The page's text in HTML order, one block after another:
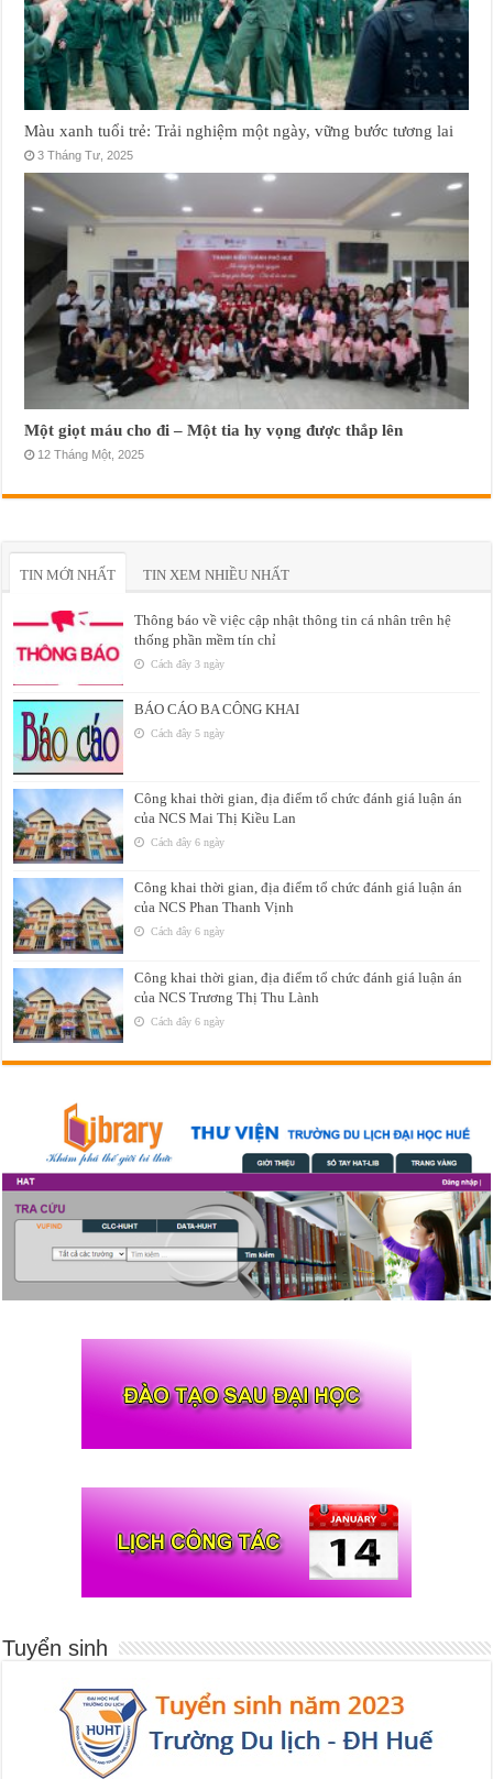
Màu xanh tuổi trẻ: Trải nghiệm một ngày, vững bước tương lai
3 Tháng Tư, 2025
Một giọt máu cho đi – Một tia hy vọng được thắp lên
12 Tháng Một, 2025
TIN MỚI NHẤT TIN XEM NHIỀU NHẤT
Thông báo về việc cập nhật thông tin cá nhân trên hệ
thống phần mềm tín chỉ
Cách đây 3 ngày
BÁO CÁO BA CÔNG KHAI
Cách đây 5 ngày
Công khai thời gian, địa điểm tổ chức đánh giá luận án
của NCS Mai Thị Kiều Lan
Cách đây 6 ngày
Công khai thời gian, địa điểm tổ chức đánh giá luận án
của NCS Phan Thanh Vịnh
Cách đây 6 ngày
Công khai thời gian, địa điểm tổ chức đánh giá luận án
của NCS Trương Thị Thu Lành
Cách đây 6 ngày
Tuyển sinh